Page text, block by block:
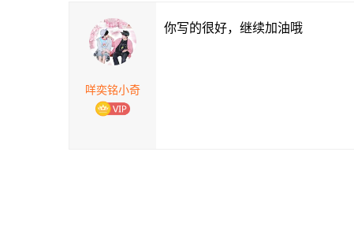
咩奕铭小奇
你写的很好，继续加油哦